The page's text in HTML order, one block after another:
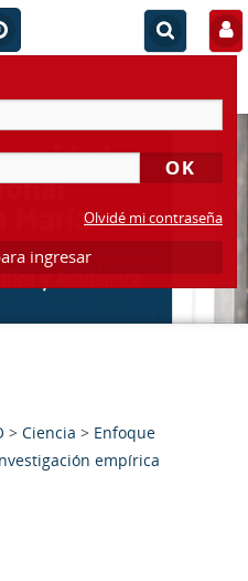
Olvidé mi contraseña
ingresar
> Ciencia > Enfoque
empírica